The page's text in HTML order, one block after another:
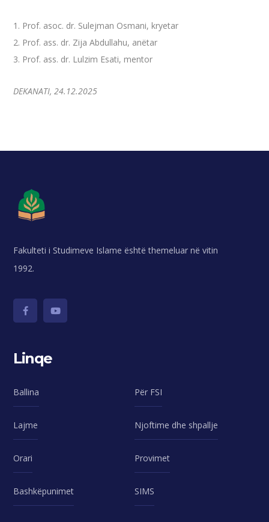
1. Prof. asoc. dr. Sulejman Osmani, kryetar
2. Prof. ass. dr. Zija Abdullahu, anëtar
3. Prof. ass. dr. Lulzim Esati, mentor
DEKANATI, 24.12.2025
Fakulteti i Studimeve Islame është themeluar në vitin
1992.
Linqe
Ballina Për FSI
Lajme Njoftime dhe shpallje
Orari Provimet
Bashkëpunimet SIMS